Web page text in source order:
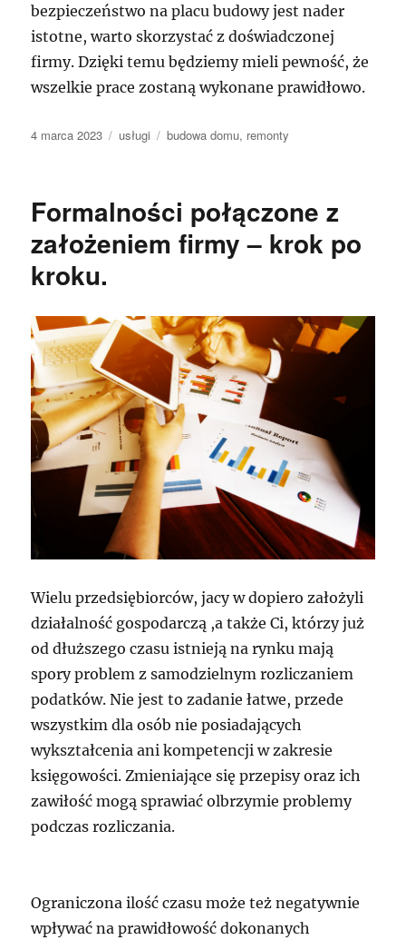
bezpieczeństwo na placu budowy jest nader
istotne, warto skorzystać z doświadczonej
firmy. Dzięki temu będziemy mieli pewność, że
wszelkie prace zostaną wykonane prawidłowo.
Data
4 marca 2023 Kategorie
usługi Tagi
budowa domu, remonty
Formalności połączone z
założeniem firmy – krok po
kroku.
Wielu przedsiębiorców, jacy w dopiero założyli
działalność gospodarczą ,a także Ci, którzy już
od dłuższego czasu istnieją na rynku mają
spory problem z samodzielnym rozliczaniem
podatków. Nie jest to zadanie łatwe, przede
wszystkim dla osób nie posiadających
wykształcenia ani kompetencji w zakresie
księgowości. Zmieniające się przepisy oraz ich
zawiłość mogą sprawiać olbrzymie problemy
podczas rozliczania.
Ograniczona ilość czasu może też negatywnie
wpływać na prawidłowość dokonanych